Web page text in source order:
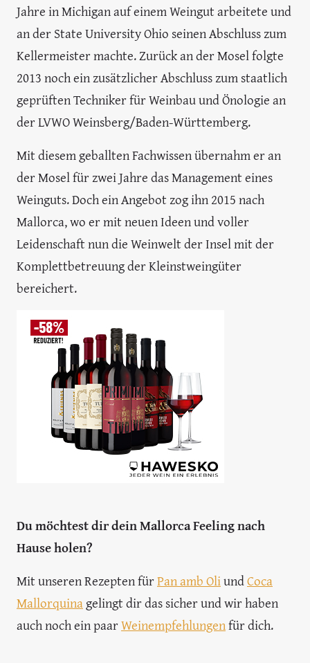
Jahre in Michigan auf einem Weingut arbeitete und
an der State University Ohio seinen Abschluss zum
Kellermeister machte. Zurück an der Mosel folgte
2013 noch ein zusätzlicher Abschluss zum staatlich
geprüften Techniker für Weinbau und Önologie an
der LVWO Weinsberg/Baden-Württemberg.
Mit diesem geballten Fachwissen übernahm er an
der Mosel für zwei Jahre das Management eines
Weinguts. Doch ein Angebot zog ihn 2015 nach
Mallorca, wo er mit neuen Ideen und voller
Leidenschaft nun die Weinwelt der Insel mit der
Komplettbetreuung der Kleinstweingüter
bereichert.
Du möchtest dir dein Mallorca Feeling nach
Hause holen?
Mit unseren Rezepten fürPan amb OliundCoca
Mallorquinagelingt dir das sicher und wir haben
auch noch ein paarWeinempfehlungenfür dich.